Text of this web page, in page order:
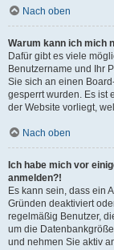
Nach oben
Warum kann ich mich
Dafür gibt es viele
Benutzername und Ihr
Sie sich an einen
gesperrt wurden. Es ist
der Website vorliegt,
Nach oben
Ich habe mich vor
anmelden?!
Es kann sein, dass ein
Gründen deaktiviert
regelmäßig Benutzer,
um die
und nehmen Sie aktiv